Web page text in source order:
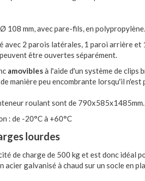
108 mm, avec pare-fils, en polypropylène.
avec 2 parois latérales, 1 paroi arrière
être ouvertes séparément.
amoviblesà l'aide d'un système de
manière peu encombrante lorsqu'il n'est
roulant sont de 790x585x1485mm.
: de -20°C à +60°C
lourdes
de charge de 500 kg et est donc idéal
acier galvanisé à chaud sur un socle en